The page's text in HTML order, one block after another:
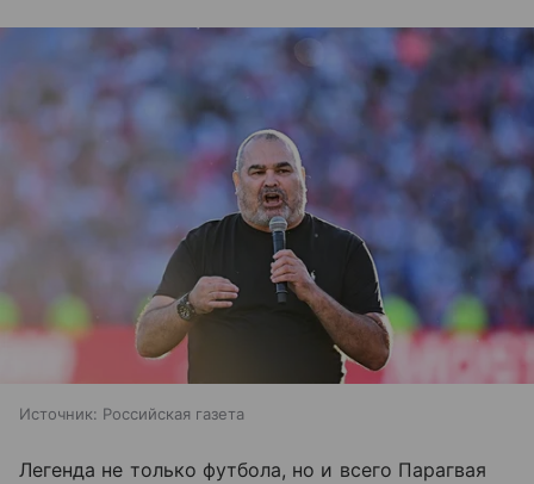
Источник: Российская газета
Легенда не только футбола, но и всего Парагвая